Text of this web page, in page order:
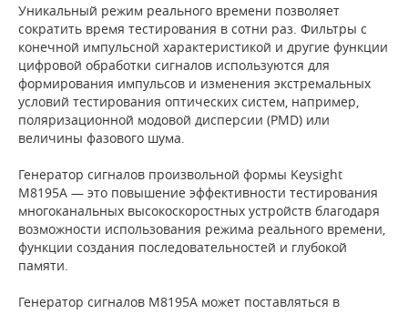
Уникальный режим реального времени позволяет
сократить время тестирования в сотни раз. Фильтры с
конечной импульсной характеристикой и другие функции
цифровой обработки сигналов используются для
формирования импульсов и изменения экстремальных
условий тестирования оптических систем, например,
поляризационной модовой дисперсии (PMD) или
величины фазового шума.
Генератор сигналов произвольной формы Keysight
M8195A — это повышение эффективности тестирования
многоканальных высокоскоростных устройств благодаря
возможности использования режима реального времени,
функции создания последовательностей и глубокой
памяти.
Генератор сигналов M8195A может поставляться в